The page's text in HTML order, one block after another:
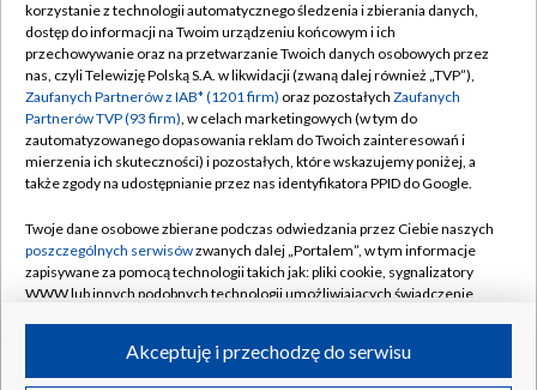
TVP
Abonament TVP
Emisja w TVP
Centrum informacji TVP
Naziemna Telewizja Cyfrowa
Rada Programowa
System NOS
Informacje o nadawcy
Program dla prasy
Regulamin TVP
Polityka prywatności
Moje zgody
Pomoc
Kontakt
Kanały
korzystanie z technologii automatycznego śledzenia i zbierania danych,
dostęp do informacji na Twoim urządzeniu końcowym i ich
przechowywanie oraz na przetwarzanie Twoich danych osobowych przez
nas, czyli Telewizję Polską S.A. w likwidacji (zwaną dalej również „TVP”),
Zaufanych Partnerów z IAB* (1201 firm) oraz pozostałych Zaufanych
Partnerów TVP (93 firm), w celach marketingowych (w tym do
zautomatyzowanego dopasowania reklam do Twoich zainteresowań i
mierzenia ich skuteczności) i pozostałych, które wskazujemy poniżej, a
także zgody na udostępnianie przez nas identyfikatora PPID do Google.
Twoje dane osobowe zbierane podczas odwiedzania przez Ciebie naszych
poszczególnych serwisówzwanych dalej „Portalem”, w tym informacje
zapisywane za pomocą technologii takich jak: pliki cookie, sygnalizatory
WWW lub innych podobnych technologii umożliwiających świadczenie
ruchu w Internecie.Akceptuję i przechodzę do serwisu